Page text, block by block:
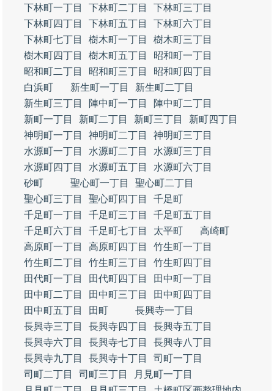
下林町一丁目
下林町二丁目
下林町三丁目
下林町四丁目
下林町五丁目
下林町六丁目
下林町七丁目
樹木町一丁目
樹木町三丁目
樹木町四丁目
樹木町五丁目
昭和町一丁目
昭和町二丁目
昭和町三丁目
昭和町四丁目
白浜町
新生町一丁目
新生町二丁目
新生町三丁目
陣中町一丁目
陣中町二丁目
新町一丁目
新町二丁目 新町三丁目
新町四丁目
神明町一丁目
神明町二丁目
神明町三丁目
水源町一丁目
水源町二丁目
水源町三丁目
水源町四丁目
水源町五丁目
水源町六丁目
砂町
聖心町一丁目
聖心町二丁目
聖心町三丁目
聖心町四丁目
千足町
千足町一丁目
千足町三丁目
千足町五丁目
千足町六丁目
千足町七丁目 太平町
高崎町
高原町一丁目
高原町四丁目
竹生町一丁目
竹生町二丁目
竹生町三丁目
竹生町四丁目
田代町一丁目
田代町四丁目
田中町一丁目
田中町二丁目
田中町三丁目
田中町四丁目
田中町五丁目
田町
長興寺一丁目
長興寺三丁目
長興寺四丁目
長興寺五丁目
長興寺六丁目
長興寺七丁目
長興寺八丁目
長興寺九丁目
長興寺十丁目
司町一丁目
司町二丁目
司町三丁目
月見町一丁目